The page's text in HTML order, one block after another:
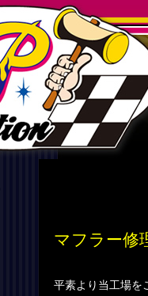
マフラー修
平素より当工場を